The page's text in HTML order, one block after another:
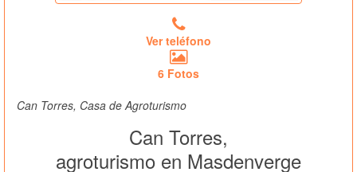
Ver teléfono
6 Fotos
Can Torres, Casa de Agroturismo
Can Torres,
agroturismo en Masdenverge